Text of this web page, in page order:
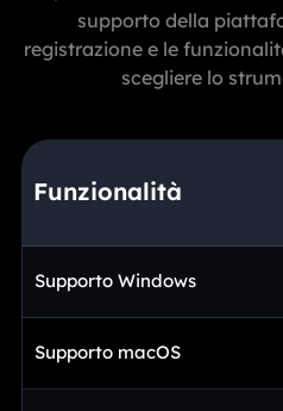
supporto della
registrazione e le
scegliere lo
Funzionalità
Supporto Windows
Supporto macOS